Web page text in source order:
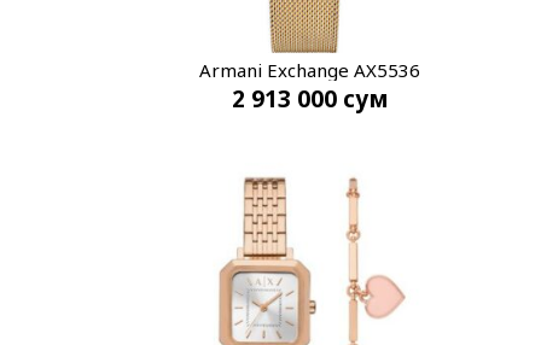
Armani Exchange AX5536
2 913 000 сум